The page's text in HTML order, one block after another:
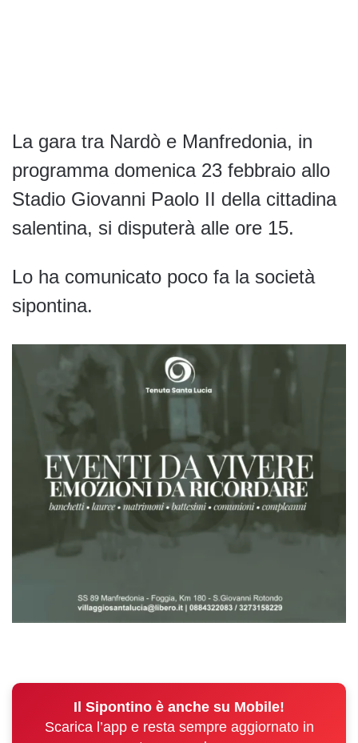
La gara tra Nardò e Manfredonia, in
programma domenica 23 febbraio allo
Stadio Giovanni Paolo II della cittadina
salentina, si disputerà alle ore 15.
Lo ha comunicato poco fa la società
sipontina.
Il Sipontino è anche su Mobile!
Scarica l’app e resta sempre aggiornato in